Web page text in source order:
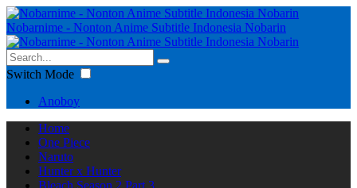
Nobarnime - Nonton Anime Subtitle Indonesia Nobarin
Switch Mode
Anoboy
Home
One Piece
Naruto
Hunter x Hunter
Bleach Season 2 Part 3